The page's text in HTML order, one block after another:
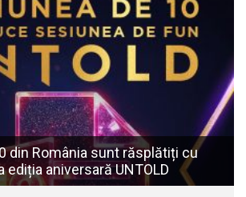
din România sunt răsplătiți cu
ediția aniversară UNTOLD